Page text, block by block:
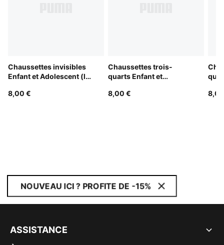
Chaussettes invisibles
Enfant et Adolescent (lot
8,00 €
Chaussettes trois-
quarts Enfant et
8,00 €
NOUVEAU ICI ? PROFITE DE -15%
ASSISTANCE